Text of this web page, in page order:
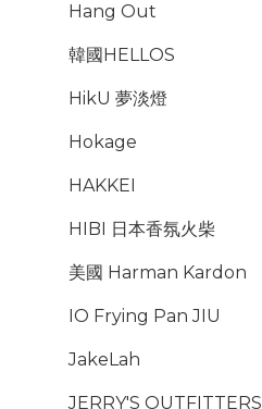
Hang Out
韓國HELLOS
HikU 夢淡燈
Hokage
HAKKEI
HIBI 日本香氛火柴
美國 Harman Kardon
IO Frying Pan JIU
JakeLah
JERRY'S OUTFITTERS